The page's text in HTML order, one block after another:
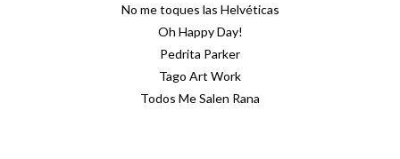
No me toques las Helvéticas
Oh Happy Day!
Pedrita Parker
Tago Art Work
Todos Me Salen Rana